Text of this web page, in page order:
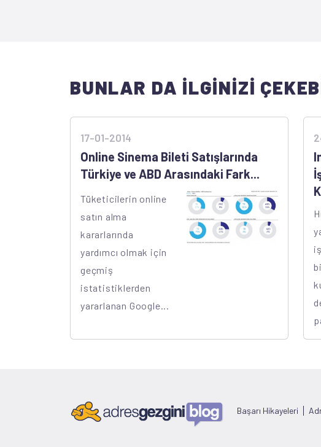
BUNLAR DA İLGİNİZİ
17-01-2014
Online Sinema Bileti Satışlarında
Türkiye ve ABD Arasındaki Fark...
Tüketicilerin online
satın alma
kararlarında
yardımcı olmak için
geçmiş
istatistiklerden
yararlanan Google...
Başarı Hikayeleri